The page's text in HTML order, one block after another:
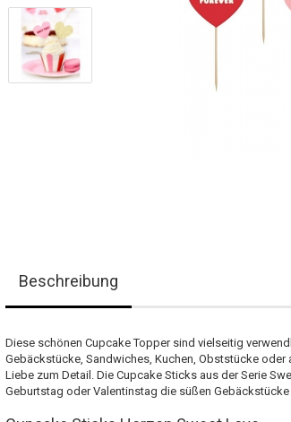
Beschreibung
Diese schönen Cupcake Topper sind vielseitig
Gebäckstücke, Sandwiches, Kuchen, Obststücke
Liebe zum Detail. Die Cupcake Sticks aus der Serie
Geburtstag oder Valentinstag die süßen